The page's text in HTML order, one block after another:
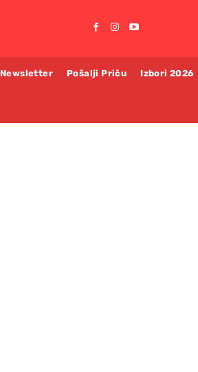
Newsletter Pošalji Priču Izbori 2026